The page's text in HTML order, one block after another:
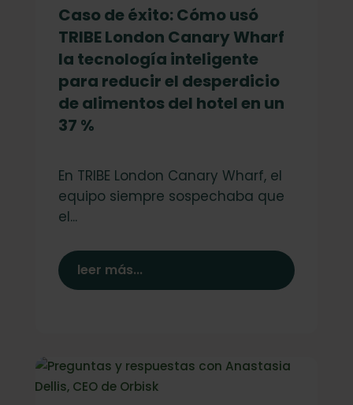
Caso de éxito: Cómo usó
TRIBE London Canary Wharf
la tecnología inteligente
para reducir el desperdicio
de alimentos del hotel en un
37 %
En TRIBE London Canary Wharf, el
equipo siempre sospechaba que
el...
leer más...